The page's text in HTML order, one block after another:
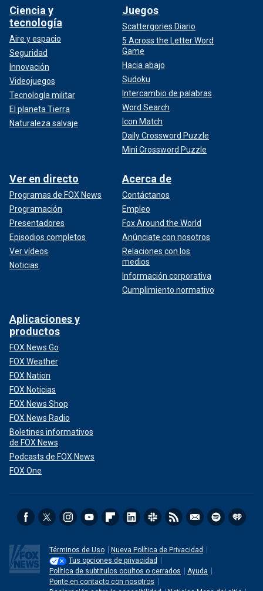
Ciencia y
tecnología
Aire y espacio
Seguridad
Innovación
Videojuegos
Tecnología militar
El planeta Tierra
Naturaleza salvaje
Juegos
Scattergories Diario
5 Across the Letter Word
Game
Hacia abajo
Sudoku
Intercambio de palabras
Word Search
Icon Match
Daily Crossword Puzzle
Mini Crossword Puzzle
Ver en directo
Programas de FOX News
Programación
Presentadores
Episodios completos
Ver vídeos
Noticias
Acerca de
Contáctanos
Empleo
Fox Around the World
Anúnciate con nosotros
Relaciones con los
medios
Información corporativa
Cumplimiento normativo
Aplicaciones y
productos
FOX News Go
FOX Weather
FOX Nation
FOX Noticias
FOX News Shop
FOX News Radio
Boletines informativos
de FOX News
Podcasts de FOX News
FOX One
Términos de Uso
Nueva Política de Privacidad
Tus opciones de privacidad
Política de subtitulos ocultos o cerrados
Ayuda
Ponte en contacto con nosotros